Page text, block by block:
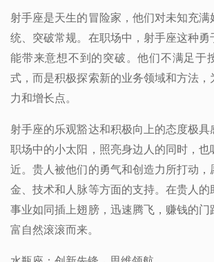
射手座是天生的冒险家，他们对未知充
统、突破常规。在职场中，射手座这种勇
能带来意想不到的突破。他们不满足于
式，而是积极探索新的业务领域和方法
力和增长点。
射手座的乐观豁达和积极向上的态度极
职场中的小太阳，照亮身边人的同时，
近。贵人被他们的勇气和创造力所打动，
金、技术和人脉等方面的支持。在贵人的
事业如同插上翅膀，迅速腾飞，赚钱的
富自然滚滚而来。